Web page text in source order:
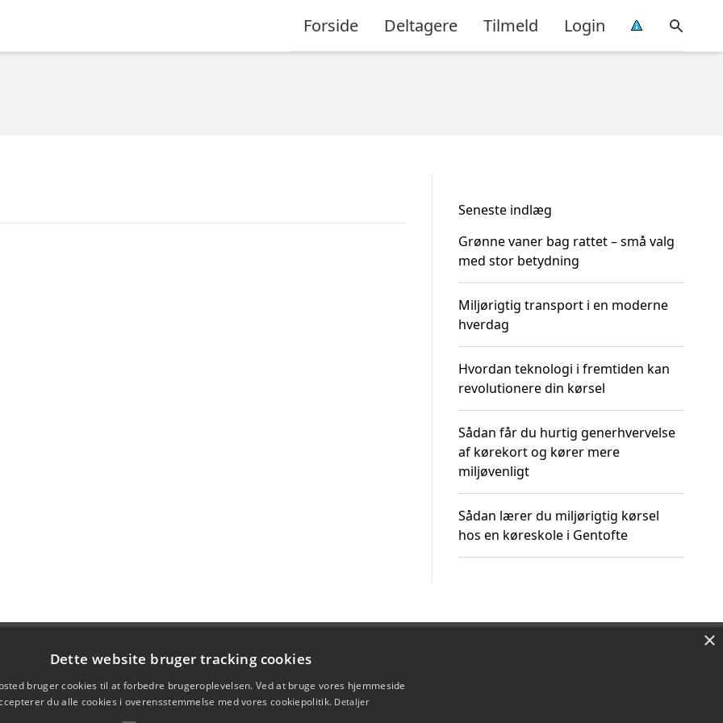
Forside Deltagere Tilmeld Login
Seneste indlæg
Grønne vaner bag rattet – små valg
med stor betydning
Miljørigtig transport i en moderne
hverdag
Hvordan teknologi i fremtiden kan
revolutionere din kørsel
Sådan får du hurtig generhvervelse
af kørekort og kører mere
miljøvenligt
Sådan lærer du miljørigtig kørsel
hos en køreskole i Gentofte
×
Dette website bruger tracking cookies
bruger cookies til at forbedre brugeroplevelsen. Ved at bruge vores hjemmeside
du alle cookies i overensstemmelse med vores cookiepolitik. Detaljer